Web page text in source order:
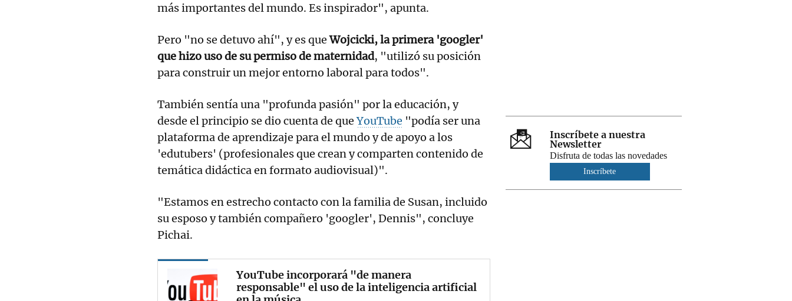
más importantes del mundo. Es inspirador", apunta.
Pero "no se detuvo ahí", y es queWojcicki, la primera 'googler'
que hizo uso de su permiso de maternidad, "utilizó su posición
para construir un mejor entorno laboral para todos".
También sentía una "profunda pasión" por la educación, y
desde el principio se dio cuenta de queYouTube "podía ser una
plataforma de aprendizaje para el mundo y de apoyo a los
'edutubers' (profesionales que crean y comparten contenido de
temática didáctica en formato audiovisual)".
"Estamos en estrecho contacto con la familia de Susan, incluido
su esposo y también compañero 'googler', Dennis", concluye
Pichai.
YouTube incorporará "de manera
responsable" el uso de la inteligencia artificial
Inscríbete a nuestra
Newsletter
Disfruta de todas las novedades
Inscríbete